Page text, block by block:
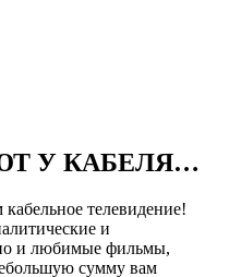
У КАБЕЛЯ…
кабельное телевидение!
и
и любимые фильмы,
сумму вам